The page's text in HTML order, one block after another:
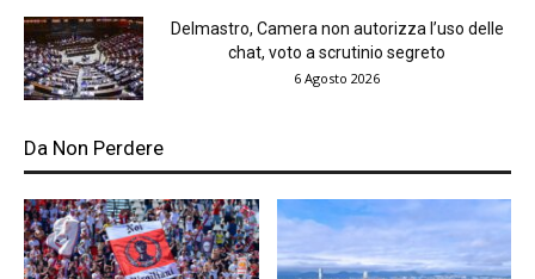
Delmastro, Camera non autorizza l’uso delle
chat, voto a scrutinio segreto
6 Agosto 2026
Da Non Perdere